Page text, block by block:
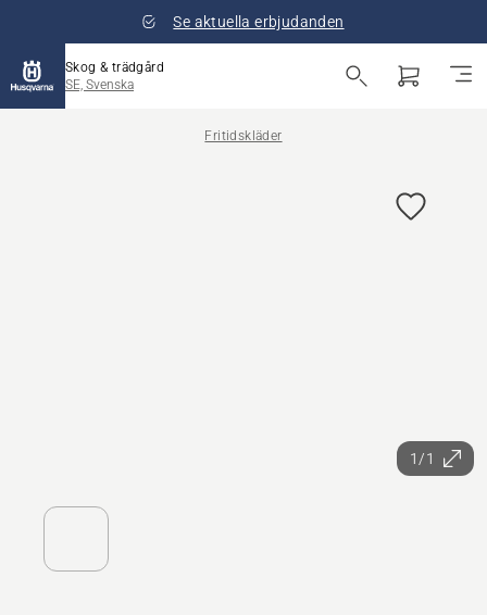
Se aktuella erbjudanden
Skog & trädgård
SE, Svenska
Fritidskläder
1/1